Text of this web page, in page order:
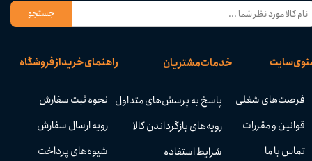
راهنمای خرید از فروشگاه
نحوه ثبت سفارش
رویه ارسال سفارش
شیوه‌های پرداخت
خدمات مشتریان
پاسخ به پرسش‌های متداول
رویه‌های بازگرداندن کالا
شرایط استفاده
سایت
فرصت‌های شغلی
قوانین و مقررات
تماس با ما
جستجو